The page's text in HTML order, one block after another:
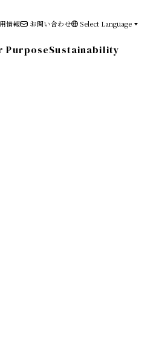
情報 お問い合わせ Select Language
PurposeSustainability